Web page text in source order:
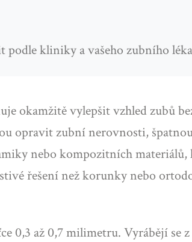
podle kliniky a vašeho zubního
okamžitě vylepšit vzhled zubů
opravit zubní nerovnosti,
nebo kompozitních
řešení než korunky nebo
0,3 až 0,7 milimetru. Vyrábějí